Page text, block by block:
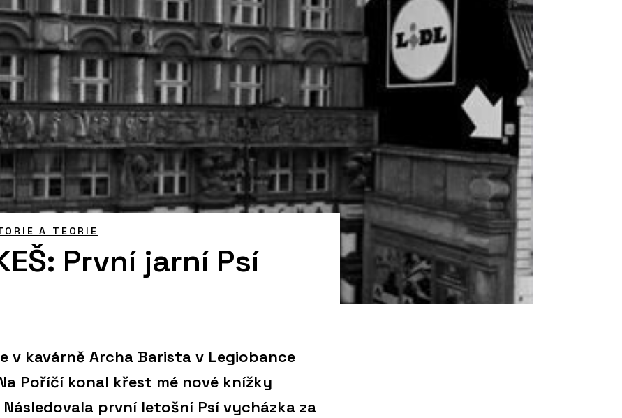
A TEORIE
První jarní Psí
v kavárně Archa Barista v Legiobance
Poříčí konal křest mé nové knížky
první letošní Psí vycházka za